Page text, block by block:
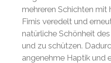
mehreren Schichten
Firnis veredelt und
natürliche Schönheit
und zu schützen.
angenehme Haptik und